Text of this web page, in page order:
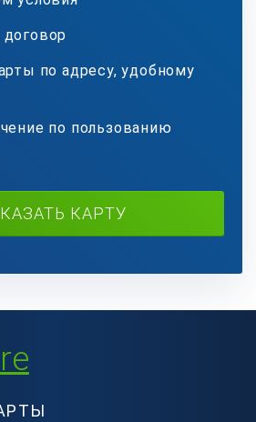
по адресу, удобному
по пользованию
КАРТУ